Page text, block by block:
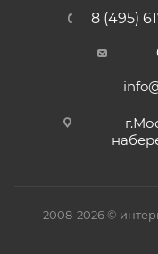
8 (495)
2008-2026 ©